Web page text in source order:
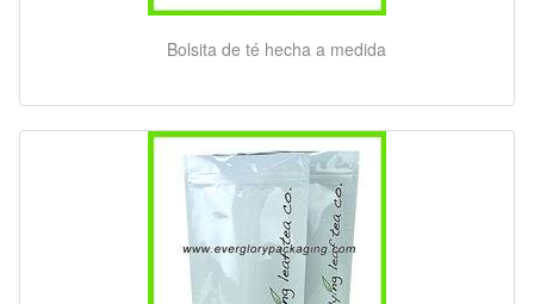
Bolsita de té hecha a medida